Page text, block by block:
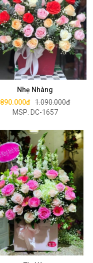
Nhẹ Nhàng
890.000đ 1.090.000đ
MSP: DC-1657
Mua ngay
Mua ngay